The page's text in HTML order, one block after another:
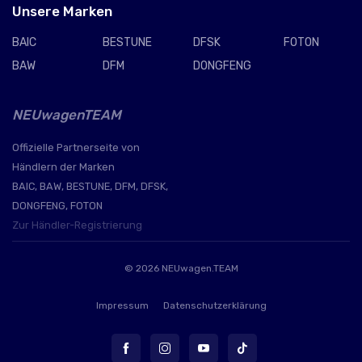
Unsere Marken
BAIC
BAW
BESTUNE
DFM
DFSK
DONGFENG
FOTON
NEUwagenTEAM
Offizielle Partnerseite von
Händlern der Marken
BAIC, BAW, BESTUNE, DFM, DFSK,
DONGFENG, FOTON
Zur Händler-Registrierung
© 2026 NEUwagen.TEAM
Impressum Datenschutzerklärung